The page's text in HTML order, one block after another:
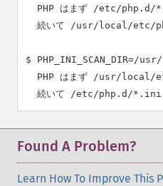
PHP はまず /etc/php.d/
続いて /usr/local/etc/
$ PHP_INI_SCAN_DIR=/
PHP はまず /usr/local/
Found A Problem?
Learn How To Improve This